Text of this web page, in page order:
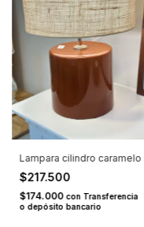
Lampara cilindro caramelo
$217.500
$174.000 con Transferencia
o depósito bancario